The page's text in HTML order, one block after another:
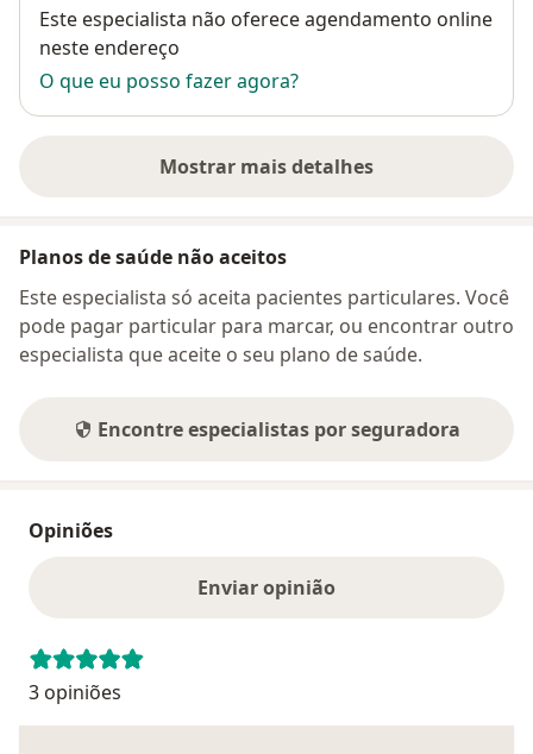
Disponibilidade
Este especialista não oferece agendamento online
neste endereço
O que eu posso fazer agora?
Mostrar mais detalhes
sobre o endereço
Planos de saúde não aceitos
Este especialista só aceita pacientes particulares. Você
pode pagar particular para marcar, ou encontrar outro
especialista que aceite o seu plano de saúde.
Encontre especialistas por seguradora
Opiniões
Enviar opinião
3 opiniões